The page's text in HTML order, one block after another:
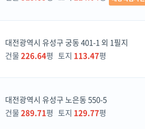
대전광역시 유성구 궁동 401-1 외 1필지
건물226.64평 토지 113.47평
대전광역시 유성구 노은동 550-5
건물289.71평 토지 129.77평